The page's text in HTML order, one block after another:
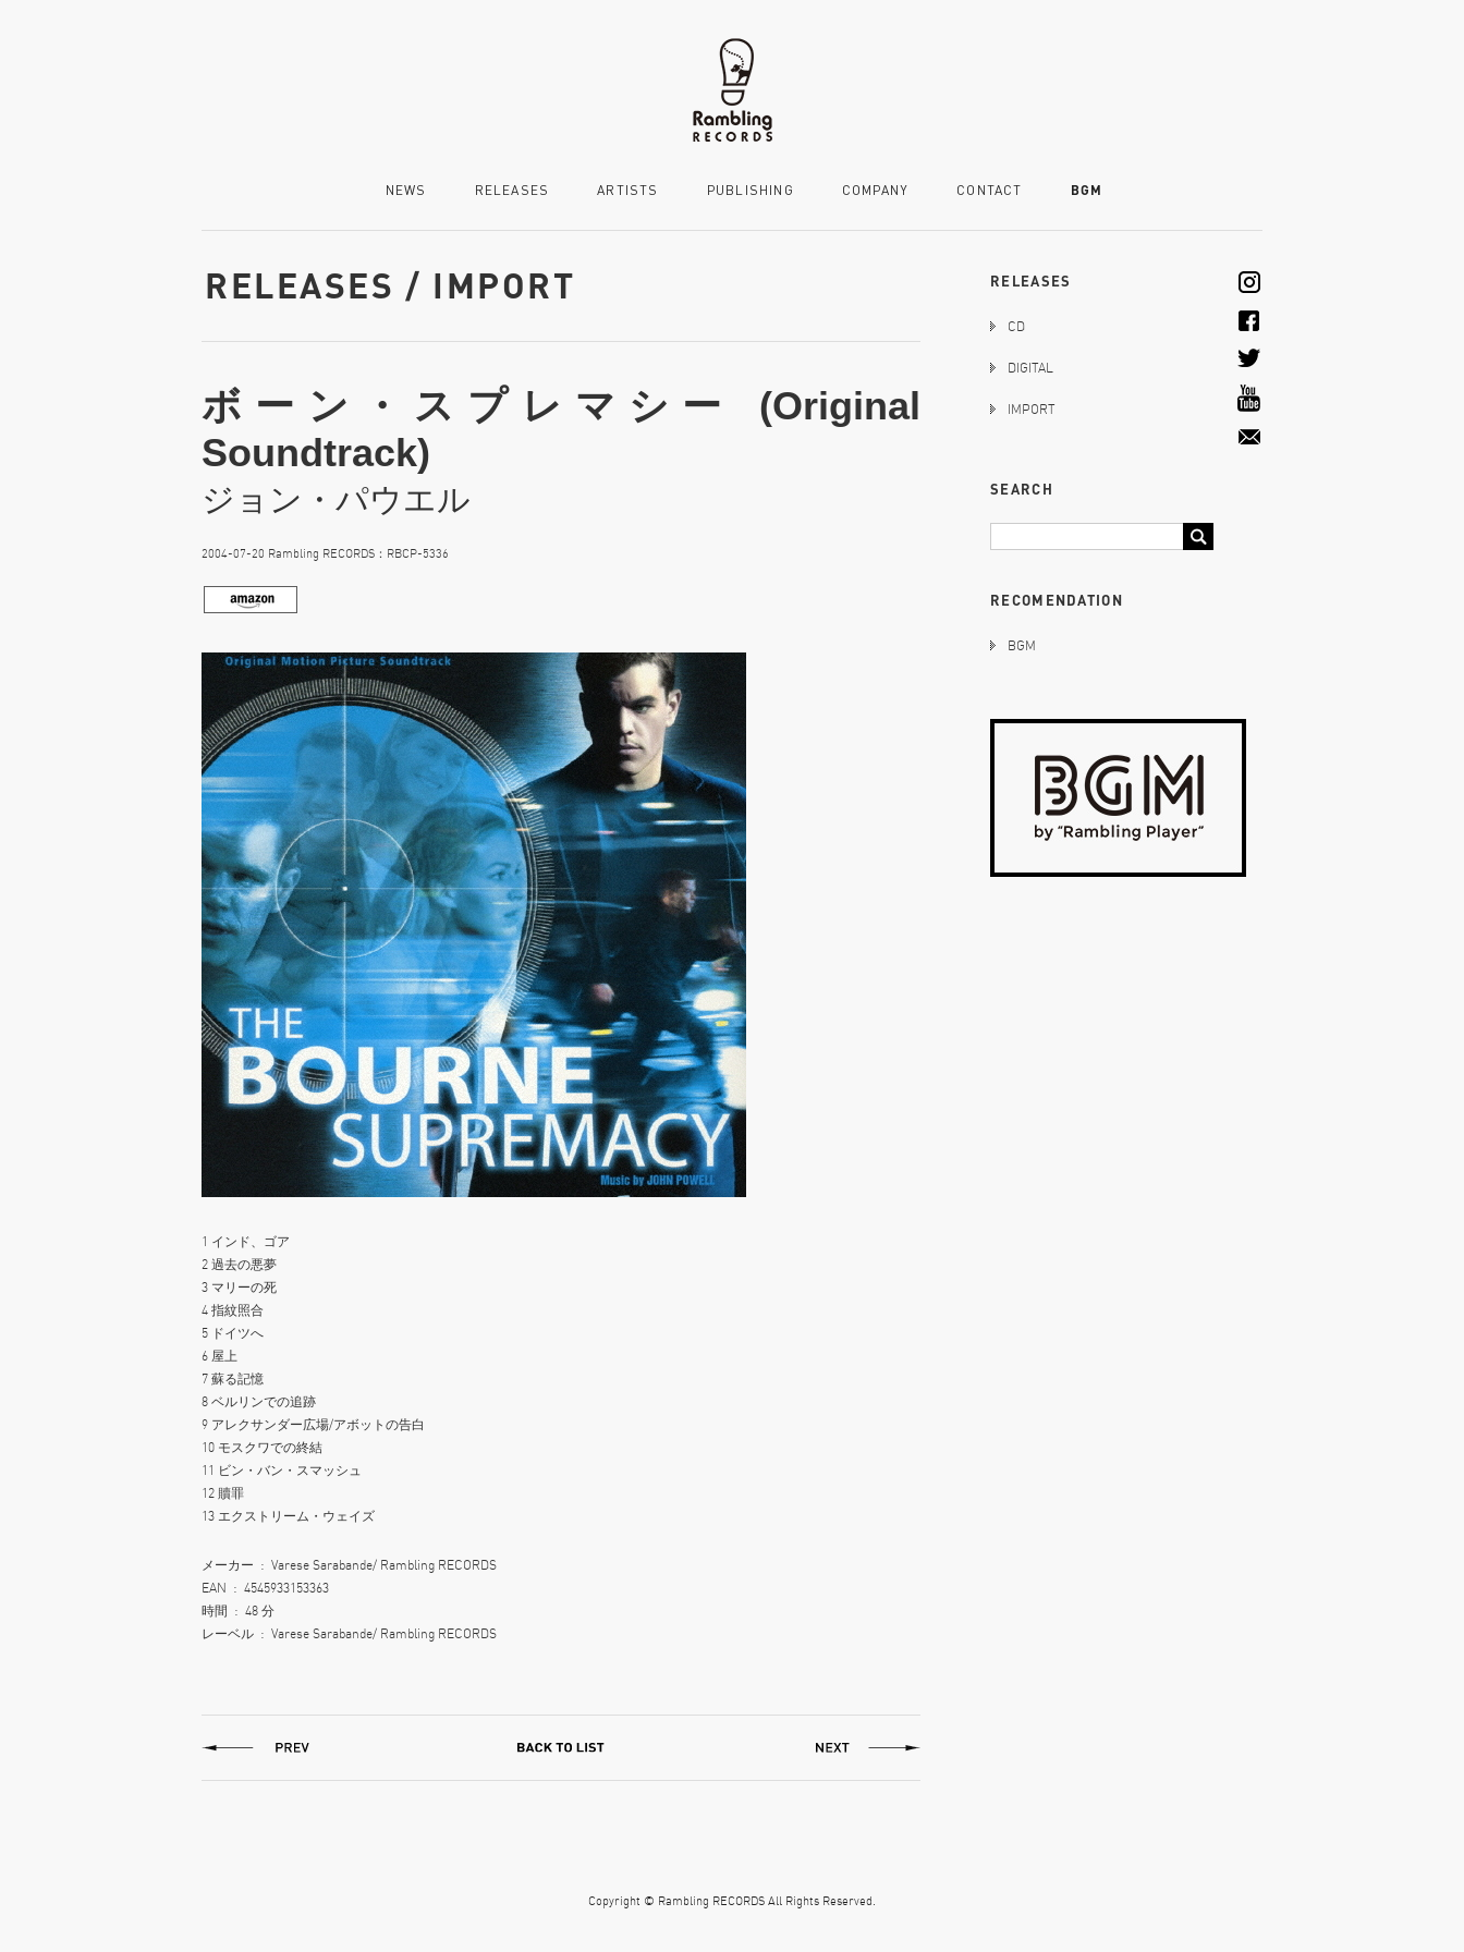
NEWS RELEASES ARTISTS PUBLISHING COMPANY CONTACT BGM
RELEASES / IMPORT
ボーン・スプレマシー (Original
Soundtrack)
ジョン・パウエル
2004-07-20 Rambling RECORDS：RBCP-5336
1 インド、ゴア
2 過去の悪夢
3 マリーの死
4 指紋照合
5 ドイツへ
6 屋上
7 蘇る記憶
8 ベルリンでの追跡
9 アレクサンダー広場/アボットの告白
10 モスクワでの終結
11 ビン・バン・スマッシュ
12 贖罪
13 エクストリーム・ウェイズ
メーカー ‏ : ‎ Varese Sarabande/ Rambling RECORDS
EAN ‏ : ‎ 4545933153363
時間 ‏ : ‎ 48 分
レーベル ‏ : ‎ Varese Sarabande/ Rambling RECORDS
RELEASES
CD
DIGITAL
IMPORT
SEARCH
RECOMENDATION
BGM
Copyright © Rambling RECORDS All Rights Reserved.